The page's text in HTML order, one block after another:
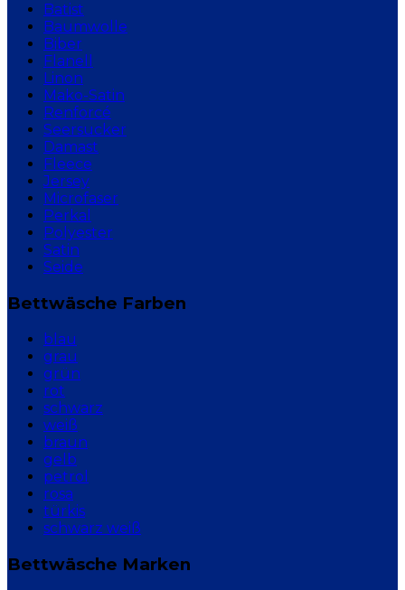
Batist
Baumwolle
Biber
Flanell
Linon
Mako-Satin
Renforcé
Seersucker
Damast
Fleece
Jersey
Microfaser
Perkal
Polyester
Satin
Seide
Bettwäsche Farben
blau
grau
grün
rot
schwarz
weiß
braun
gelb
petrol
rosa
türkis
schwarz weiß
Bettwäsche Marken